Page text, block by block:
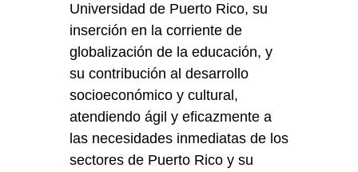
Universidad de Puerto Rico, su
inserción en la corriente de
globalización de la educación, y
su contribución al desarrollo
socioeconómico y cultural,
atendiendo ágil y eficazmente a
las necesidades inmediatas de los
sectores de Puerto Rico y su